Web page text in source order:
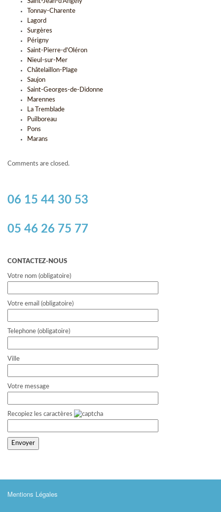
Saint-Jean-d'Angély
Tonnay-Charente
Lagord
Surgères
Périgny
Saint-Pierre-d'Oléron
Nieul-sur-Mer
Châtelaillon-Plage
Saujon
Saint-Georges-de-Didonne
Marennes
La Tremblade
Puilboreau
Pons
Marans
Comments are closed.
06 15 44 30 53
05 46 26 75 77
CONTACTEZ-NOUS
Votre nom (obligatoire)
Votre email (obligatoire)
Telephone (obligatoire)
Ville
Votre message
Recopiez les caractères
Mentions Légales